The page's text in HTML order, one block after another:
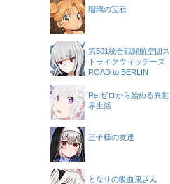
瑠璃の宝石
第501統合戦闘航空団ス
トライクウィッチーズ
ROAD to BERLIN
Re:ゼロから始める異世
界生活
王子様の友達
となりの吸血鬼さん